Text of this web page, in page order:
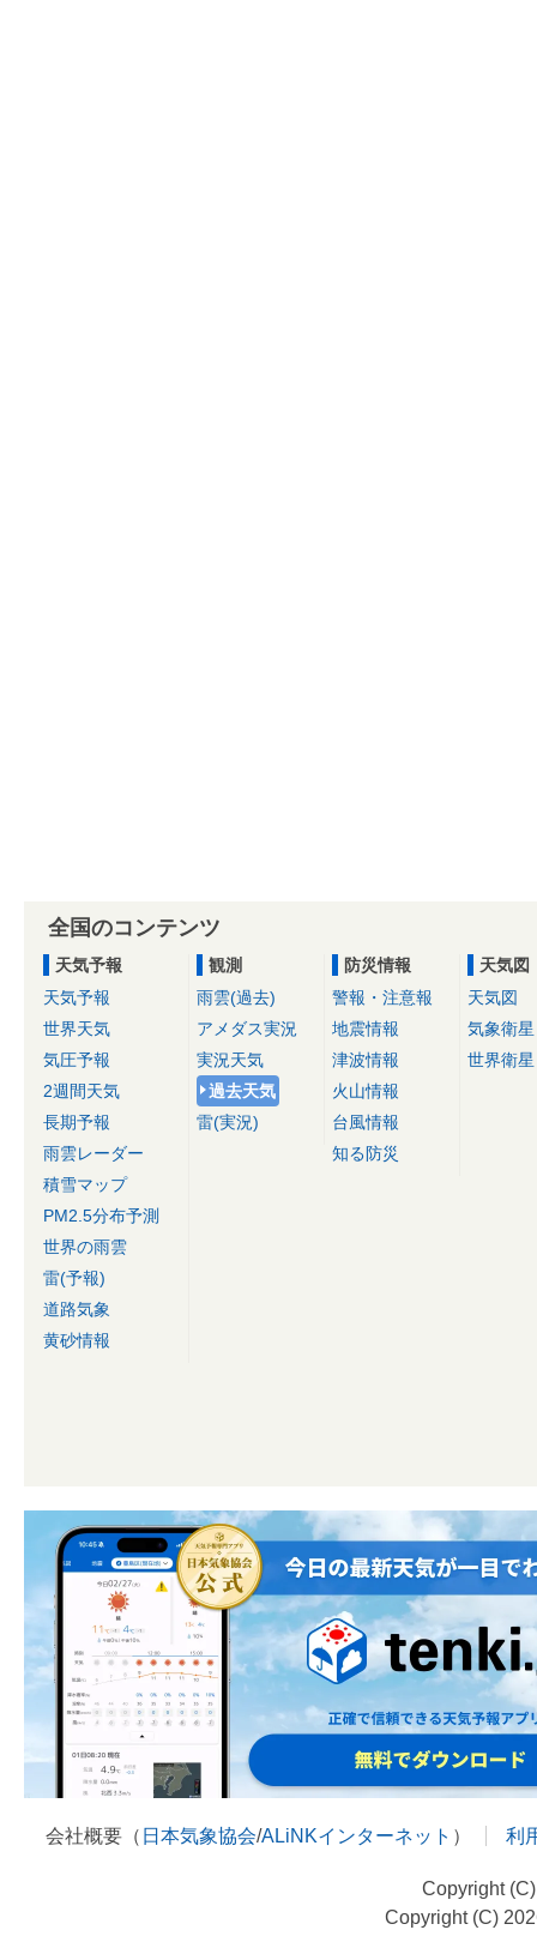
全国のコンテンツ
天気予報
天気予報
世界天気
気圧予報
2週間天気
長期予報
雨雲レーダー
積雪マップ
PM2.5分布予測
世界の雨雲
雷(予報)
道路気象
黄砂情報
観測
雨雲(過去)
アメダス実況
実況天気
過去天気
雷(実況)
防災情報
警報・注意報
地震情報
津波情報
火山情報
台風情報
知る防災
天気図
天気図
気象衛星
世界衛星
会社概要（ 日本気象協会/ALiNKインターネット ） 利
Copyright
Copyright (C)